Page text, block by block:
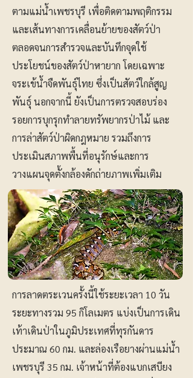
ตามแม่น้ำเพชรบุรี เพื่อติดตามพฤติกรรม
และเส้นทางการเคลื่อนย้ายของสัตว์ป่า
ตลอดจนการสำรวจและบันทึกจุดใช้
ประโยชน์ของสัตว์ป่าหายาก โดยเฉพาะ
จระเข้น้ำจืดพันธุ์ไทย ซึ่งเป็นสัตว์ใกล้สูญ
พันธุ์ นอกจากนี้ ยังเป็นการตรวจสอบร่อง
รอยการบุกรุกทำลายทรัพยากรป่าไม้ และ
การล่าสัตว์ป่าผิดกฎหมาย รวมถึงการ
ประเมินสภาพพื้นที่อนุรักษ์และการ
วางแผนจุดตั้งกล้องดักถ่ายภาพเพิ่มเติม
การลาดตระเวนครั้งนี้ใช้ระยะเวลา 10 วัน
ระยะทางรวม 95 กิโลเมตร แบ่งเป็นการเดิน
เท้าเดินป่าในภูมิประเทศที่ทุรกันดาร
ประมาณ 60 กม. และล่องเรือยางผ่านแม่น้ำ
เพชรบุรี 35 กม. เจ้าหน้าที่ต้องแบกเสบียง